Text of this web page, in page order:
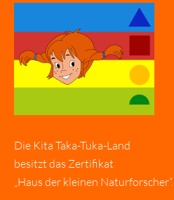
Die Kita Taka-Tuka-Land
besitzt das Zertifikat
„Haus der kleinen Naturforscher“.